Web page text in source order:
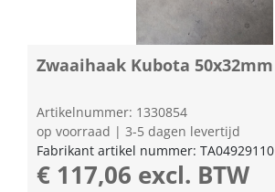
Zwaaihaak Kubota 50x32mm
Artikelnummer: 1330854
op voorraad | 3-5 dagen levertijd
Fabrikant artikel nummer: TA04929110
€ 117,06 excl. BTW